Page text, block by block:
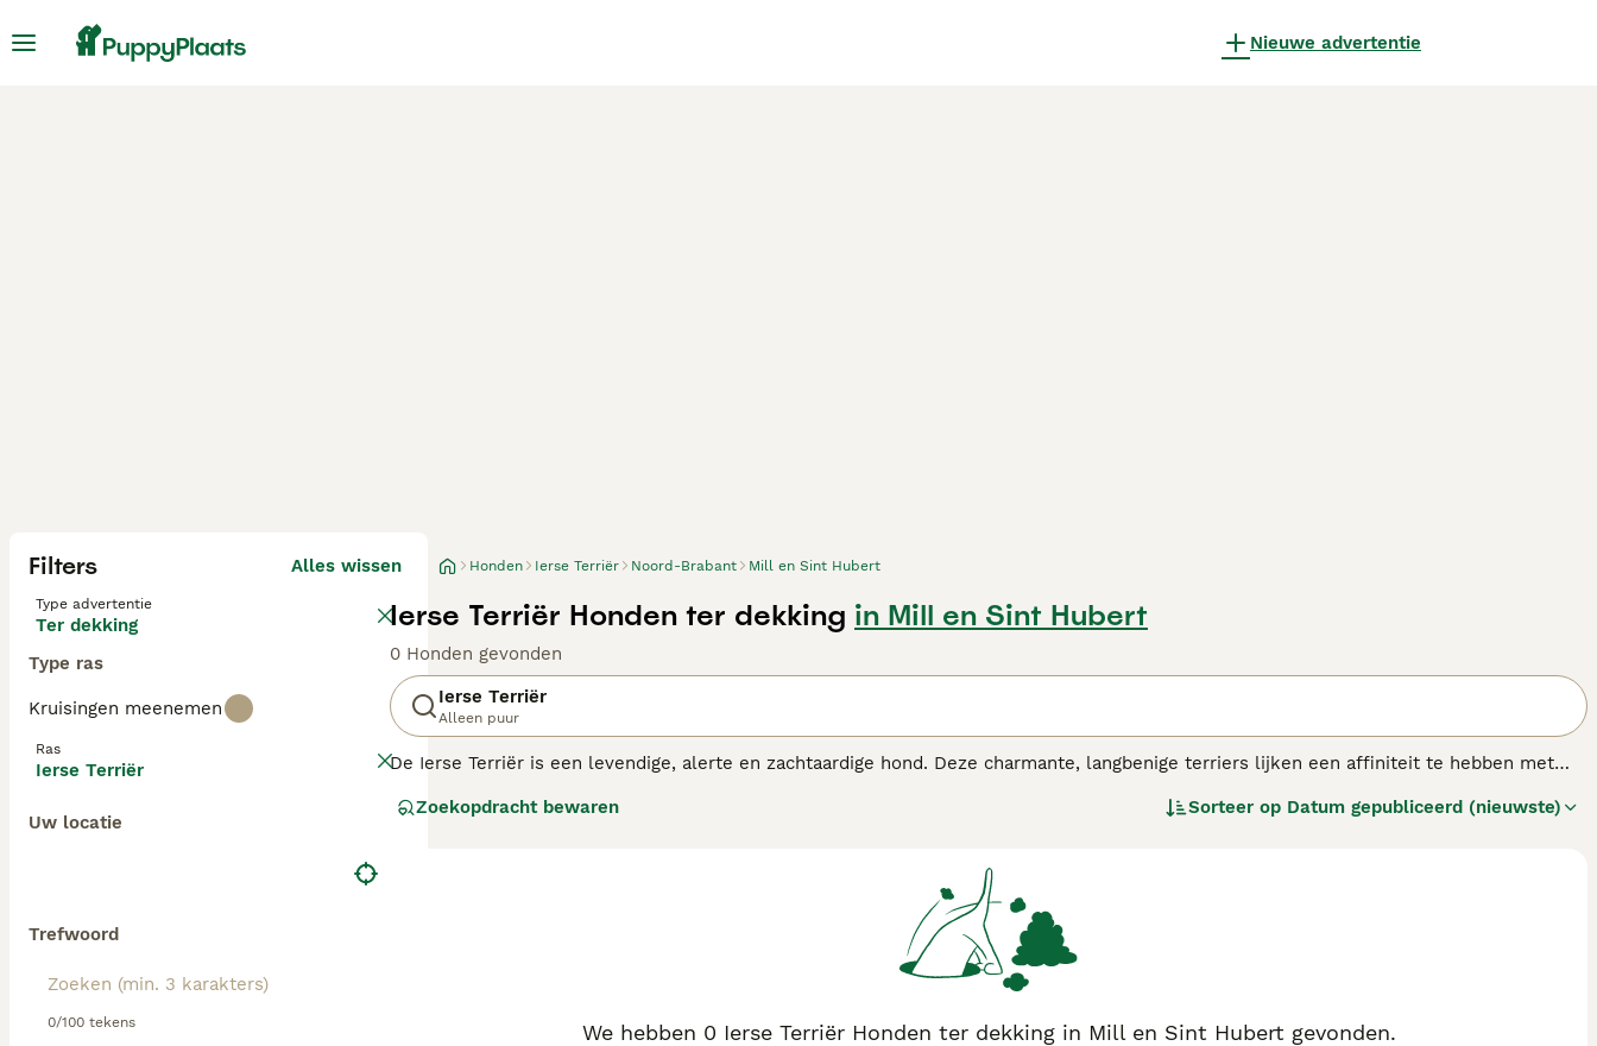
Nieuwe advertentie
Filters Alles wissen
Type advertentie
Ter dekking
Type ras
Kruisingen meenemen
Ras
Ierse Terriër
Uw locatie
Trefwoord
0/100 tekens
Honden Ierse Terriër Noord-Brabant Mill en Sint Hubert
Ierse Terriër Honden ter dekking in Mill en Sint Hubert
0 Honden gevonden
Ierse Terriër
Alleen puur
De Ierse Terriër is een levendige, alerte en zachtaardige hond. Deze charmante, langbenige terriers lijken een affiniteit te hebben met
erg vertederende eigenschap is.
Zoekopdracht bewaren Sorteer op Datum gepubliceerd (nieuwste)
We hebben 0 Ierse Terriër Honden ter dekking in Mill en Sint Hubert gevonden.